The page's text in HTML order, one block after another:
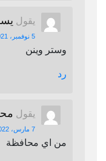
يقول
5 نوفمبر، 2021 الساعة 10:21 م
وستر وينن
رد
يقول
7 مارس، 2022 الساعة 7:22 م
من اي محافظة